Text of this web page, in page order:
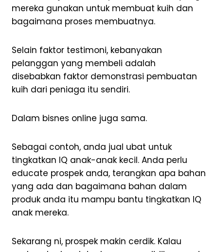
mereka gunakan untuk membuat kuih dan
bagaimana proses membuatnya.
Selain faktor testimoni, kebanyakan
pelanggan yang membeli adalah
disebabkan faktor demonstrasi pembuatan
kuih dari peniaga itu sendiri.
Dalam bisnes online juga sama.
Sebagai contoh, anda jual ubat untuk
tingkatkan IQ anak-anak kecil. Anda perlu
educate prospek anda, terangkan apa bahan
yang ada dan bagaimana bahan dalam
produk anda itu mampu bantu tingkatkan IQ
anak mereka.
Sekarang ni, prospek makin cerdik. Kalau